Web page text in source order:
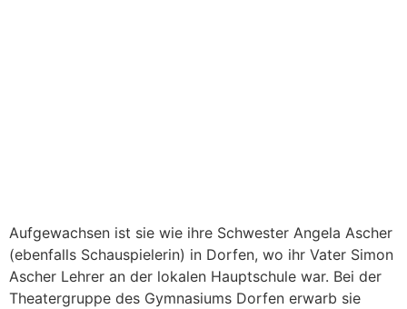
Aufgewachsen ist sie wie ihre Schwester Angela Ascher
(ebenfalls Schauspielerin) in Dorfen, wo ihr Vater Simon
Ascher Lehrer an der lokalen Hauptschule war. Bei der
Theatergruppe des Gymnasiums Dorfen erwarb sie